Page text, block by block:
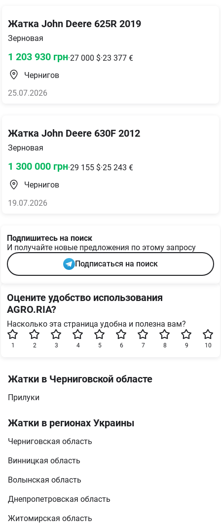
Жатка John Deere 625R 2019
Зерновая
1 203 930 грн·27 000 $·23 377 €
Чернигов
25.07.2026
Жатка John Deere 630F 2012
Зерновая
1 300 000 грн·29 155 $·25 243 €
Чернигов
19.07.2026
Подпишитесь на поиск
И получайте новые предложения по этому запросу
Подписаться на поиск
Оцените удобство использования
AGRO.RIA?
Насколько эта страница удобна и полезна вам?
10
9
8
7
6
5
4
3
2
1
Жатки в Черниговской областе
Прилуки
Жатки в регионах Украины
Черниговская область
Винницкая область
Волынская область
Днепропетровская область
Житомирская область